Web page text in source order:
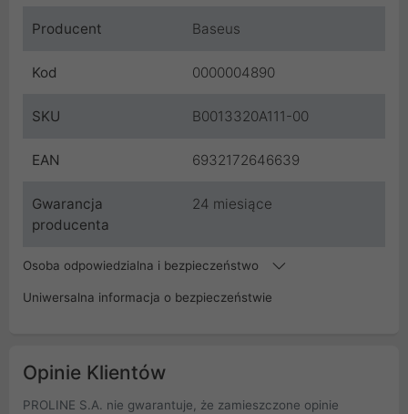
Producent Baseus
Kod 0000004890
SKU B0013320A111-00
EAN 6932172646639
Gwarancja
producenta
24 miesiące
Osoba odpowiedzialna i bezpieczeństwo
Uniwersalna informacja o bezpieczeństwie
Opinie Klientów
PROLINE S.A. nie gwarantuje, że zamieszczone opinie